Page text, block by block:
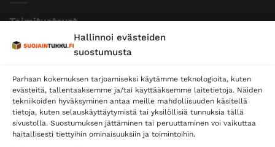
Hallinnoi evästeiden
suostumusta
Parhaan kokemuksen tarjoamiseksi käytämme teknologioita, kuten
evästeitä, tallentaaksemme ja/tai käyttääksemme laitetietoja. Näiden
tekniikoiden hyväksyminen antaa meille mahdollisuuden käsitellä
tietoja, kuten selauskäyttäytymistä tai yksilöllisiä tunnuksia tällä
sivustolla. Suostumuksen jättäminen tai peruuttaminen voi vaikuttaa
haitallisesti tiettyihin ominaisuuksiin ja toimintoihin.
Toimitustavat
Posti
Postnord
Tilaa uutiskirje ja saat erikoisalennuksia